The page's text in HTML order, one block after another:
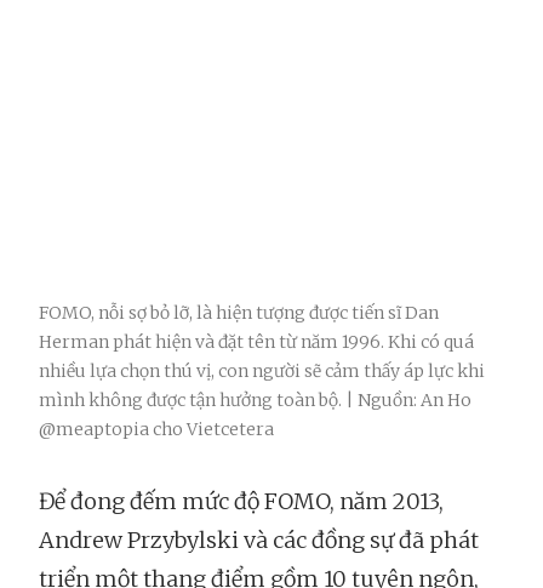
FOMO, nỗi sợ bỏ lỡ, là hiện tượng được tiến sĩ Dan
Herman phát hiện và đặt tên từ năm 1996. Khi có quá
nhiều lựa chọn thú vị, con người sẽ cảm thấy áp lực khi
mình không được tận hưởng toàn bộ. | Nguồn: An Ho
@meaptopia cho Vietcetera
Để đong đếm mức độ FOMO, năm 2013,
Andrew Przybylski và các đồng sự đã phát
triển một thang điểm gồm 10 tuyên ngôn,